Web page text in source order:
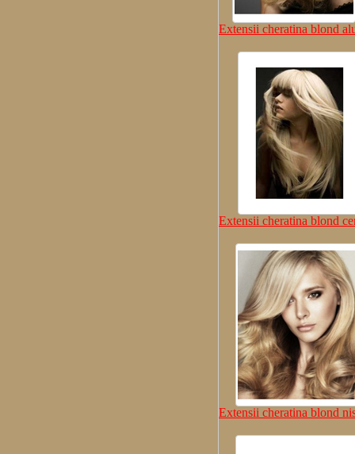
Extensii cheratina blond
Extensii cheratina blond
Extensii cheratina blond